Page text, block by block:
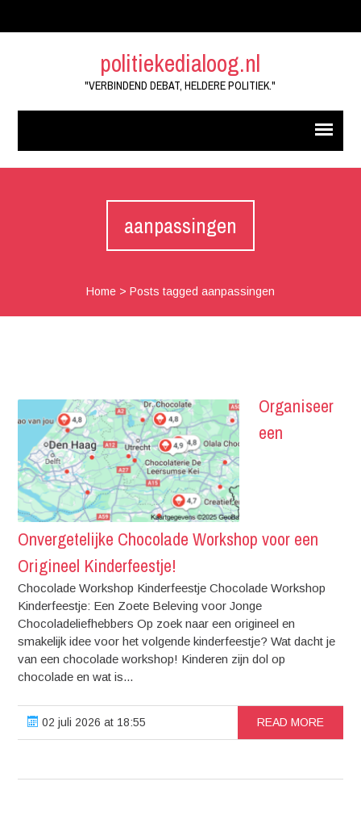
politiekedialoog.nl
"VERBINDEND DEBAT, HELDERE POLITIEK."
aanpassingen
Home> Posts tagged aanpassingen
Organiseer
een
Onvergetelijke Chocolade Workshop voor een
Origineel Kinderfeestje!
Chocolade Workshop Kinderfeestje Chocolade Workshop
Kinderfeestje: Een Zoete Beleving voor Jonge
Chocoladeliefhebbers Op zoek naar een origineel en
smakelijk idee voor het volgende kinderfeestje? Wat dacht je
van een chocolade workshop! Kinderen zijn dol op
chocolade en wat is...
02 juli 2026 at 18:55 READ MORE